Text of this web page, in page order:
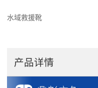
水域救援靴
产品详情